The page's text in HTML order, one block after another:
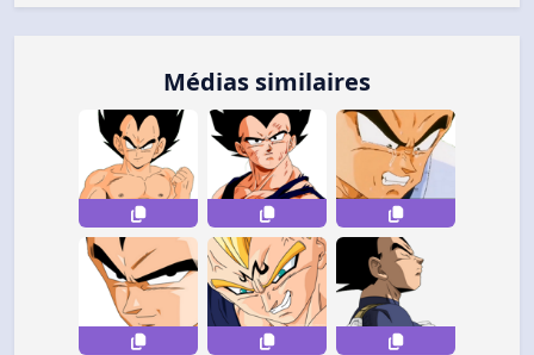
Médias similaires